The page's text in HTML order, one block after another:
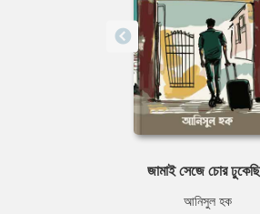
জামাই সেজে চোর
আনিসুল হক